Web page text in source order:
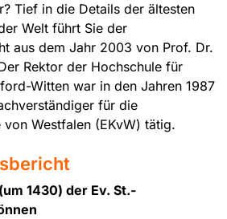
Tief in die Details der ältesten
Welt führt Sie der
aus dem Jahr 2003 von Prof. Dr.
Rektor der Hochschule für
Witten war in den Jahren 1987
für die
Westfalen (EKvW) tätig.
1430) der Ev. St.-